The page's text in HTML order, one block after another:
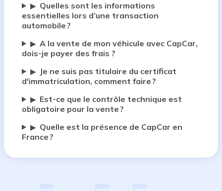
▶ Quelles sont les informations
essentielles lors d’une transaction
automobile ?
▶ A la vente de mon véhicule avec CapCar,
dois-je payer des frais ?
▶
Je ne suis pas titulaire du certificat
d'immatriculation, comment faire ?
▶ Est-ce que le contrôle technique est
obligatoire pour la vente ?
▶ Quelle est la présence de CapCar en
France ?